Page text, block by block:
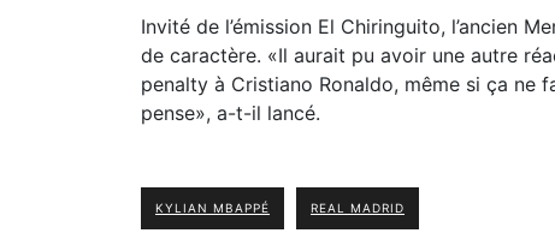
Invité de l’émission El Chiringuito, l’ancien
de caractère. «Il aurait pu avoir une autre
penalty à Cristiano Ronaldo, même si ça ne
pense», a-t-il lancé.
KYLIAN MBAPPÉ REAL MADRID